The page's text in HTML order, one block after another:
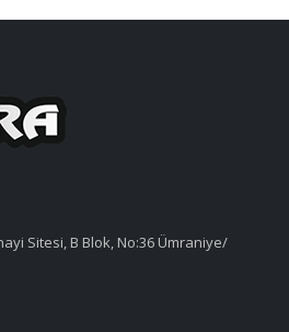
Sitesi, B Blok, No:36 Ümraniye/